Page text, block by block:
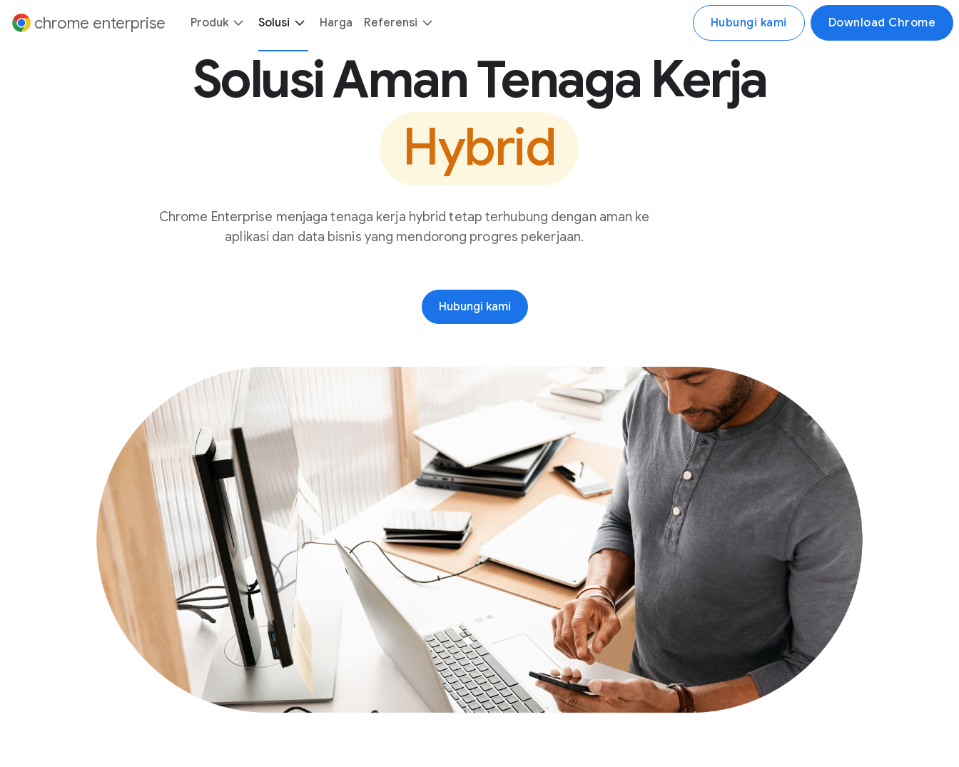
konten
chrome enterprise Produk Solusi Harga Referensi Hubungi kami Download Chrome
Solusi Aman Tenaga Kerja
Hybrid
Chrome Enterprise menjaga tenaga kerja hybrid tetap terhubung dengan aman ke
aplikasi dan data bisnis yang mendorong progres pekerjaan.
Hubungi kami